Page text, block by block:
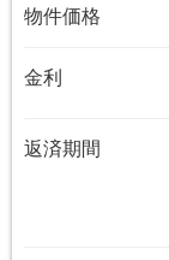
物件価格
金利
返済期間